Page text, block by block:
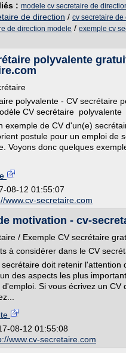
: modele cv secretaire de
de direction / cv secretaire
de direction modele / exemple cv
polyvalente
polyvalente - CV secrétaire
CV secrétaire polyvalente
exemple de CV d'un(e)
postule pour un emploi de
Voyons donc quelques
08-12 01:55:07
www.cv-secretaire.com
motivation - cv-
/ Exemple CV secrétaire
à considérer dans le CV
secrétaire doit retenir l'attention
des aspects les plus
Si vous écrivez un CV
08-12 01:55:08
www.cv-secretaire.com